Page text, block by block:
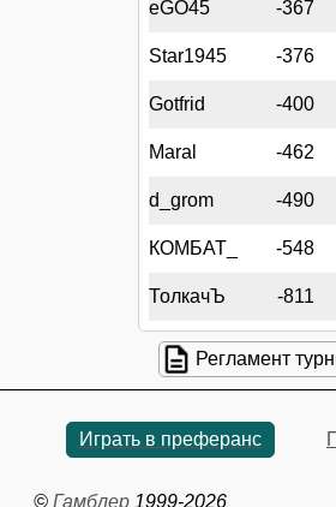
eGO45 -367
Star1945 -376
Gotfrid -400
Maral -462
d_grom -490
КОМБАТ_ -548
ТолкачЪ -811
Регламент
Играть в преферанс
© Гамблер1999-2026